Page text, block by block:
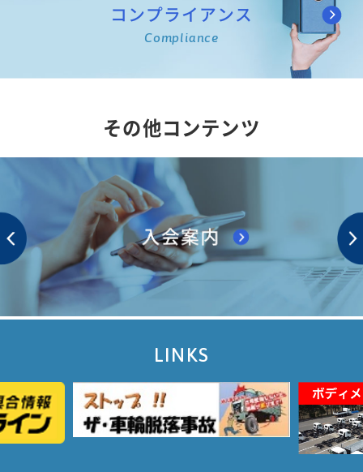
コンプライアンス
Compliance
その他コンテンツ
LINKS